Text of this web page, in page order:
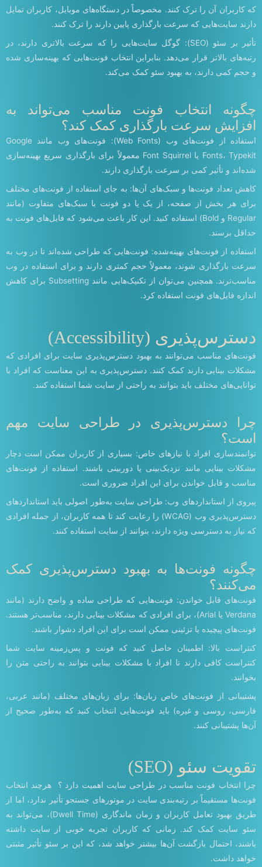
که کاربران آن را ترک کنند. مخصوصاً در دستگاه‌های موبایل، کاربران تمایل
دارند سایت‌هایی که سرعت بارگذاری پایین دارند را ترک کنند.
تأثیر بر سئو (SEO): گوگل سایت‌هایی را که سرعت بالاتری دارند، در
رتبه‌های بالاتر قرار می‌دهد. بنابراین انتخاب فونت‌هایی که بهینه‌سازی شده
و حجم کمی دارند، به بهبود سئو کمک می‌کند.
چگونه انتخاب فونت مناسب می‌تواند به
افزایش سرعت بارگذاری کمک کند؟
استفاده از فونت‌های وب (Web Fonts): فونت‌های وب مانند Google
Fonts، Typekit یا Font Squirrel معمولاً برای بارگذاری سریع بهینه‌سازی
شده‌اند و تأثیر کمی بر سرعت بارگذاری دارند.
کاهش تعداد فونت‌ها و سبک‌های آن‌ها: به جای استفاده از فونت‌های مختلف
برای هر بخش از صفحه، از یک یا دو فونت با سبک‌های متفاوت (مانند
Regular و Bold) استفاده کنید. این کار باعث می‌شود که فایل‌های فونت به
حداقل برسند.
استفاده از فونت‌های بهینه‌شده: فونت‌هایی که طراحی شده‌اند تا در وب به
سرعت بارگذاری شوند، معمولاً حجم کمتری دارند و برای استفاده در وب
مناسب‌ترند. همچنین می‌توان از تکنیک‌هایی مانند Subsetting برای کاهش
اندازه فایل‌های فونت استفاده کرد.
دسترس‌پذیری (Accessibility)
فونت‌های مناسب می‌توانند به بهبود دسترس‌پذیری سایت برای افرادی که
مشکلات بینایی دارند کمک کنند. دسترس‌پذیری به این معناست که افراد با
توانایی‌های مختلف باید بتوانند به راحتی از سایت شما استفاده کنند.
چرا دسترس‌پذیری در طراحی سایت مهم
است؟
توانمندسازی افراد با نیازهای خاص: بسیاری از کاربران ممکن است دچار
مشکلات بینایی مانند نزدیک‌بینی یا دوربینی باشند. استفاده از فونت‌های
مناسب و قابل خواندن برای این افراد ضروری است.
پیروی از استانداردهای وب: طراحی سایت به‌طور اصولی باید استانداردهای
دسترس‌پذیری وب (WCAG) را رعایت کند تا همه کاربران، از جمله افرادی
که نیاز به دسترسی ویژه دارند، بتوانند از سایت استفاده کنند.
چگونه فونت‌ها به بهبود دسترس‌پذیری کمک
می‌کنند؟
فونت‌های قابل خواندن: فونت‌هایی که طراحی ساده و واضح دارند (مانند
Verdana یا Arial)، برای افرادی که مشکلات بینایی دارند، مناسب‌تر هستند.
فونت‌های پیچیده یا تزئینی ممکن است برای این افراد دشوار باشند.
کنتراست بالا: اطمینان حاصل کنید که فونت و پس‌زمینه سایت شما
کنتراست کافی دارند تا افراد با مشکلات بینایی بتوانند به راحتی متن را
بخوانند.
پشتیبانی از فونت‌های خاص زبان‌ها: برای زبان‌های مختلف (مانند عربی،
فارسی، روسی و غیره) باید فونت‌هایی انتخاب کنید که به‌طور صحیح از
آن‌ها پشتیبانی کنند.
تقویت سئو (SEO)
چرا انتخاب فونت مناسب در طراحی سایت اهمیت دارد ؟ هرچند انتخاب
فونت‌ها مستقیماً بر رتبه‌بندی سایت در موتورهای جستجو تأثیر ندارد، اما از
طریق بهبود تعامل کاربران و زمان ماندگاری (Dwell Time)، می‌تواند به
سئو سایت کمک کند. زمانی که کاربران تجربه خوبی از سایت داشته
باشند، احتمال بازگشت آن‌ها بیشتر خواهد شد، که این بر سئو تأثیر مثبتی
خواهد داشت.